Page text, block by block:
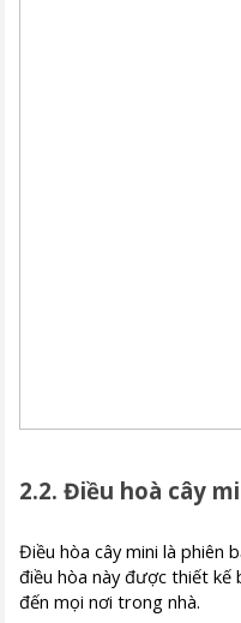
2.2. Điều hoà cây
Điều hòa cây mini là phiên
điều hòa này được thiết kế
đến mọi nơi trong nhà.